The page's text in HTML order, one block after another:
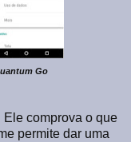
Go
Ele comprova o que
permite dar uma